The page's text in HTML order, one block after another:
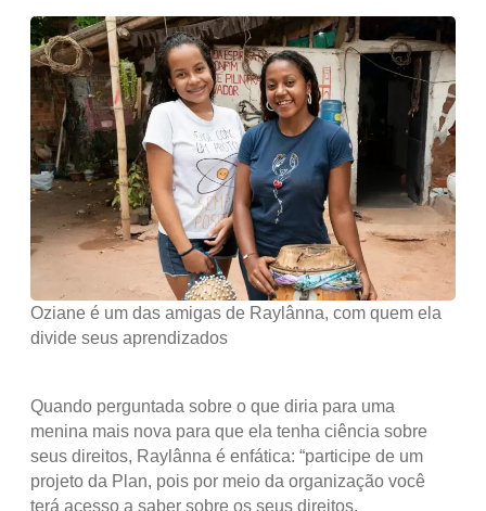
Oziane é um das amigas de Raylânna, com quem ela
divide seus aprendizados
Quando perguntada sobre o que diria para uma
menina mais nova para que ela tenha ciência sobre
seus direitos, Raylânna é enfática: “participe de um
projeto da Plan, pois por meio da organização você
terá acesso a saber sobre os seus direitos,